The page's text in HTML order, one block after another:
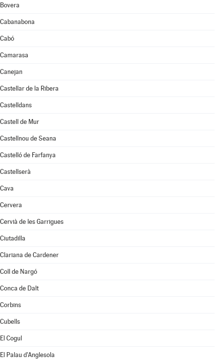
Bovera
Cabanabona
Cabó
Camarasa
Canejan
Castellar de la Ribera
Castelldans
Castell de Mur
Castellnou de Seana
Castelló de Farfanya
Castellserà
Cava
Cervera
Cervià de les Garrigues
Ciutadilla
Clariana de Cardener
Coll de Nargó
Conca de Dalt
Corbins
Cubells
El Cogul
El Palau d'Anglesola